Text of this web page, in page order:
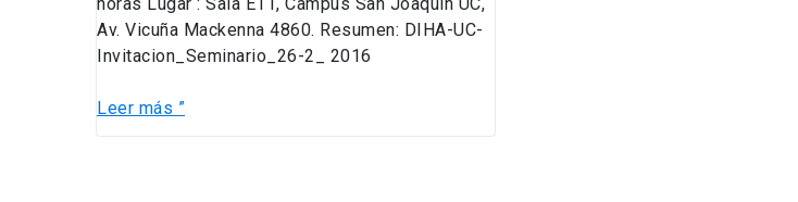
Av. Vicuña Mackenna 4860. Resumen: DIHA-UC-
Invitacion_Seminario_26-2_ 2016
Leer más ”